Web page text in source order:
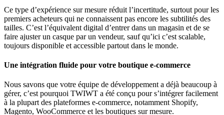
Ce type d’expérience sur mesure réduit l’incertitude, surtout pour les
premiers acheteurs qui ne connaissent pas encore les subtilités des
tailles. C’est l’équivalent digital d’entrer dans un magasin et de se
faire ajuster un casque par un vendeur, sauf qu’ici c’est scalable,
toujours disponible et accessible partout dans le monde.
Une intégration fluide pour votre boutique e-commerce
Nous savons que votre équipe de développement a déjà beaucoup à
gérer, c’est pourquoi TWIWT a été conçu pour s’intégrer facilement
à la plupart des plateformes e-commerce, notamment Shopify,
Magento, WooCommerce et les boutiques sur mesure.